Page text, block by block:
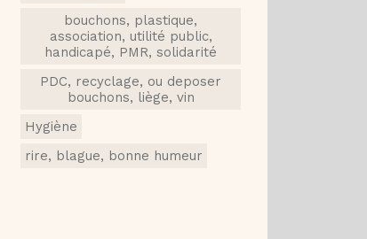
bouchons, plastique,
association, utilité public,
handicapé, PMR, solidarité
PDC, recyclage, ou deposer
bouchons, liège, vin
Hygiène
rire, blague, bonne humeur